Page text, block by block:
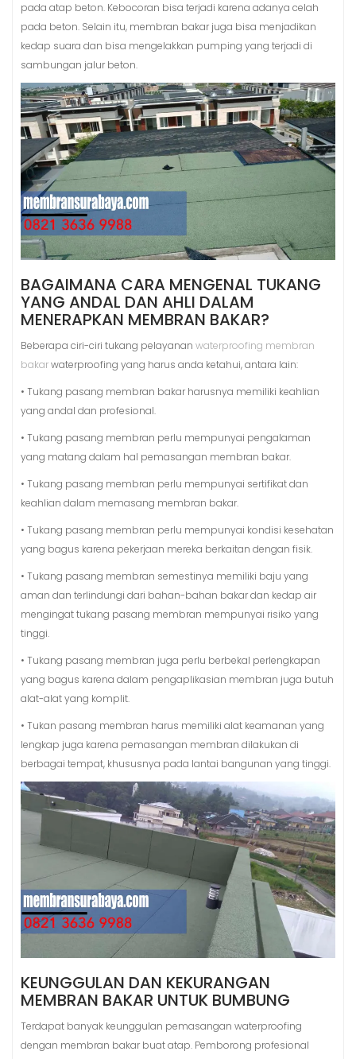
pada atap beton. Kebocoran bisa terjadi karena adanya celah
pada beton. Selain itu, membran bakar juga bisa menjadikan
kedap suara dan bisa mengelakkan pumping yang terjadi di
sambungan jalur beton.
BAGAIMANA CARA MENGENAL TUKANG
YANG ANDAL DAN AHLI DALAM
MENERAPKAN MEMBRAN BAKAR?
Beberapa ciri-ciri tukang pelayanan waterproofing membran
bakarwaterproofing yang harus anda ketahui, antara lain:
• Tukang pasang membran bakar harusnya memiliki keahlian
yang andal dan profesional.
• Tukang pasang membran perlu mempunyai pengalaman
yang matang dalam hal pemasangan membran bakar.
• Tukang pasang membran perlu mempunyai sertifikat dan
keahlian dalam memasang membran bakar.
• Tukang pasang membran perlu mempunyai kondisi kesehatan
yang bagus karena pekerjaan mereka berkaitan dengan fisik.
• Tukang pasang membran semestinya memiliki baju yang
aman dan terlindungi dari bahan-bahan bakar dan kedap air
mengingat tukang pasang membran mempunyai risiko yang
tinggi.
• Tukang pasang membran juga perlu berbekal perlengkapan
yang bagus karena dalam pengaplikasian membran juga butuh
alat-alat yang komplit.
• Tukan pasang membran harus memiliki alat keamanan yang
lengkap juga karena pemasangan membran dilakukan di
berbagai tempat, khususnya pada lantai bangunan yang tinggi.
KEUNGGULAN DAN KEKURANGAN
MEMBRAN BAKAR UNTUK BUMBUNG
Terdapat banyak keunggulan pemasangan waterproofing
dengan membran bakar buat atap. Pemborong profesional